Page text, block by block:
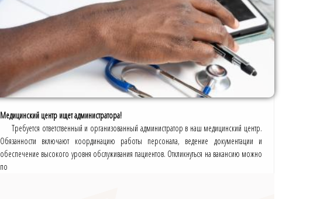
Медицинский центр ищет администратора!
Требуется ответственный и организованный администратор в наш медицинский центр.
Обязанности включают координацию работы персонала, ведение документации и
обеспечение высокого уровня обслуживания пациентов. Откликнуться на вакансию можно
по